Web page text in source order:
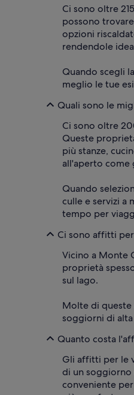
Ci sono oltre
possono
opzioni
rendendole
Quando scegli
meglio le tue
Quali sono le
Ci sono oltre
Queste
più stanze,
all'aperto come
Quando
culle e servizi a
tempo per
Ci sono affitti
Vicino a Monte
proprietà
sul lago.
Molte di
soggiorni di
Quanto costa
Gli affitti per le
di un soggiorno
conveniente